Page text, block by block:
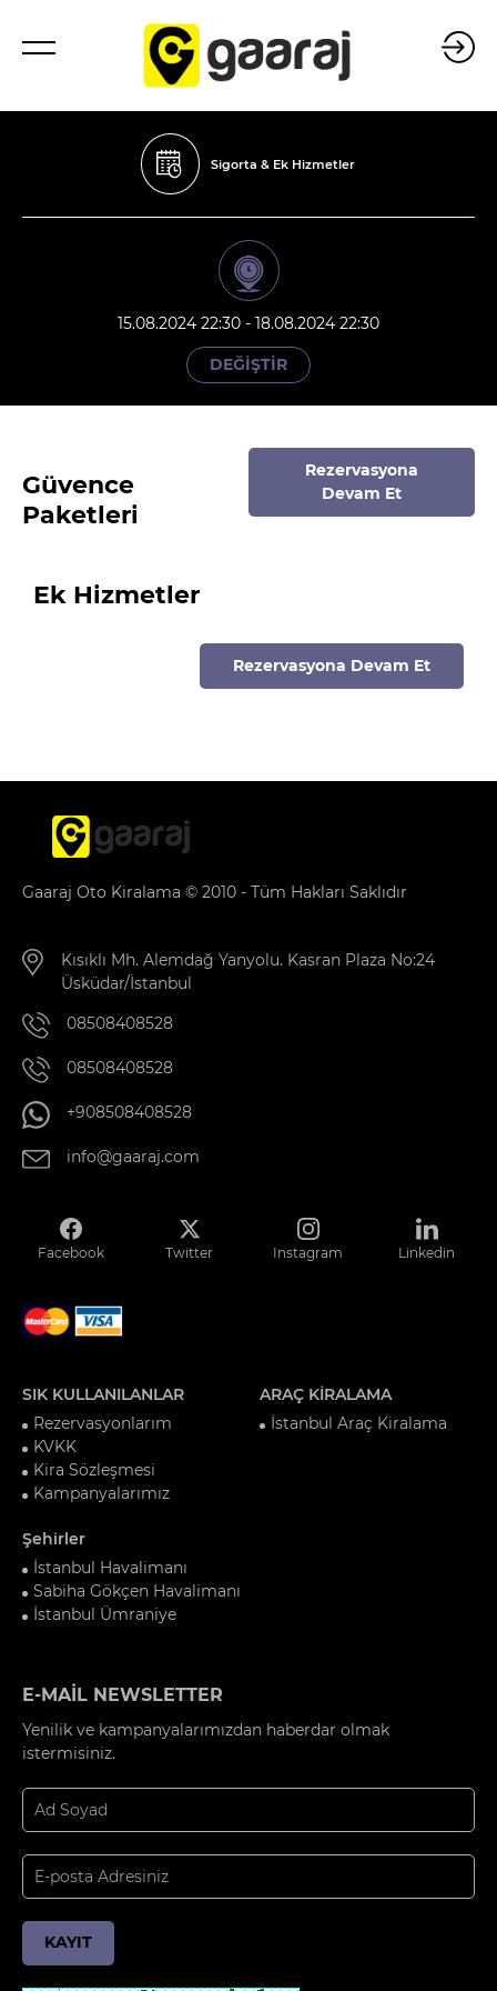
Sigorta & Ek Hizmetler
15.08.2024 22:30 - 18.08.2024 22:30
DEĞİŞTİR
Güvence
Paketleri
Rezervasyona
Devam Et
Ek Hizmetler
Rezervasyona Devam Et
Gaaraj Oto Kiralama © 2010 - Tüm Hakları Saklıdır
Kısıklı Mh. Alemdağ Yanyolu. Kasran Plaza No:24
Üsküdar/İstanbul
08508408528
08508408528
+908508408528
info@gaaraj.com
Facebook Twitter Instagram Linkedin
SIK KULLANILANLAR
Rezervasyonlarım
KVKK
Kira Sözleşmesi
Kampanyalarımız
ARAÇ KİRALAMA
İstanbul Araç Kiralama
Şehirler
İstanbul Havalimanı
Sabiha Gökçen Havalimanı
İstanbul Ümraniye
E-MAİL NEWSLETTER
Yenilik ve kampanyalarımızdan haberdar olmak
istermisiniz.
KAYIT